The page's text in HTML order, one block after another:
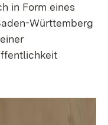
in Form eines
Württemberg